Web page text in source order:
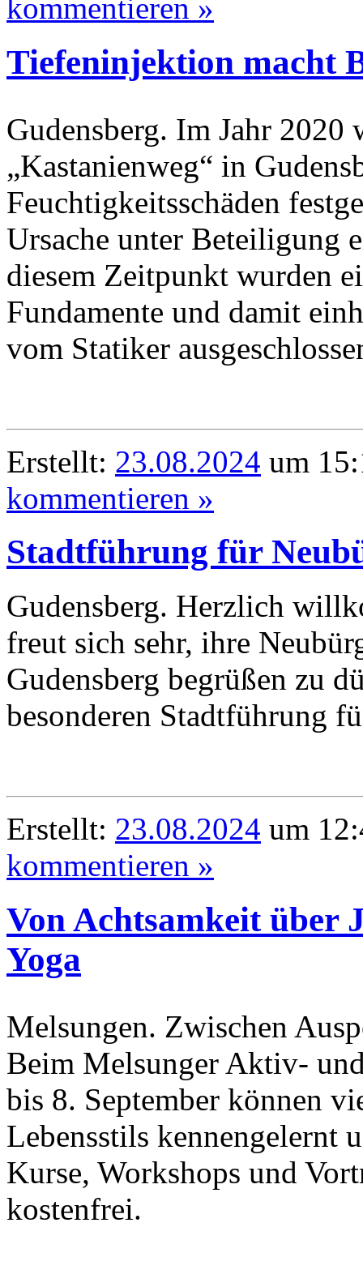
kommentieren »
Tiefeninjektion macht
Gudensberg. Im Jahr
„Kastanienweg“ in
Feuchtigkeitsschäden
Ursache unter Beteiligung
diesem Zeitpunkt wurden
Fundamente und damit
vom Statiker
Erstellt: 23.08.2024 um
kommentieren »
Stadtführung für
Gudensberg. Herzlich
freut sich sehr, ihre
Gudensberg begrüßen zu
besonderen Stadtführung
Erstellt: 23.08.2024 um
kommentieren »
Von Achtsamkeit über
Yoga
Melsungen. Zwischen
Beim Melsunger Aktiv-
bis 8. September können
Lebensstils kennengelernt
Kurse, Workshops und
kostenfrei.